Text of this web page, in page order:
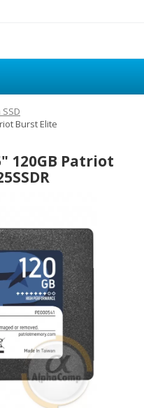
Burst Elite
120GB Patriot